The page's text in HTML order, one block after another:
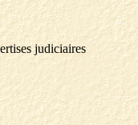
judiciaires